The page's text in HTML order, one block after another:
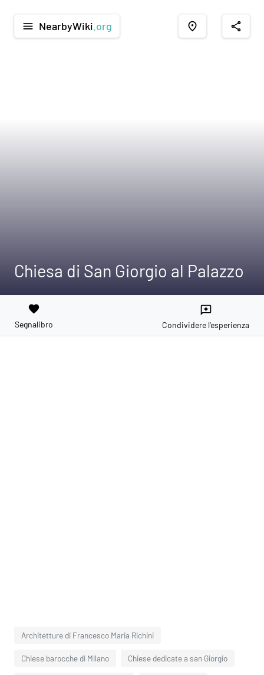
menu NearbyWiki .org place share
Chiesa di San Giorgio al Palazzo
favorite
Segnalibro
reviews
Condividere l'esperienza
Architetture di Francesco Maria Richini
Chiese barocche di Milano Chiese dedicate a san Giorgio